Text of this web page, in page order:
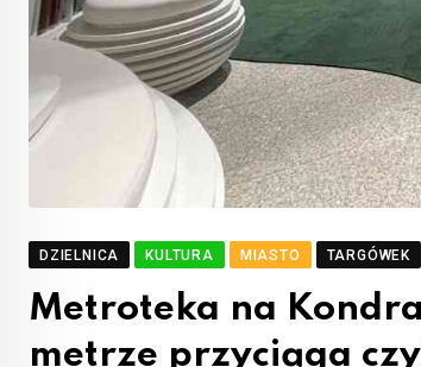
DZIELNICA KULTURA MIASTO TARGÓWEK
Metroteka na
metrze przyciąga